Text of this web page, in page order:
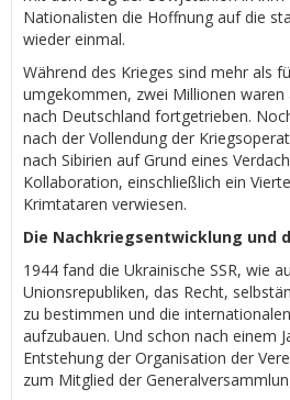
Nationalisten die Hoffnung auf die
wieder einmal.
Während des Krieges sind mehr als
umgekommen, zwei Millionen
nach Deutschland fortgetrieben.
nach der Vollendung der
nach Sibirien auf Grund eines
Kollaboration, einschließlich ein
Krimtataren verwiesen.
Die Nachkriegsentwicklung und
1944 fand die Ukrainische SSR, wie
Unionsrepubliken, das Recht,
zu bestimmen und die
aufzubauen. Und schon nach einem
Entstehung der Organisation der
zum Mitglied der